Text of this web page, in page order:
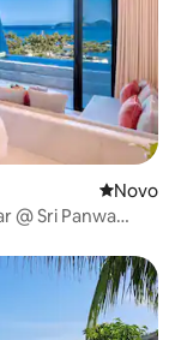
Novo
Novo
@ Sri Panwa